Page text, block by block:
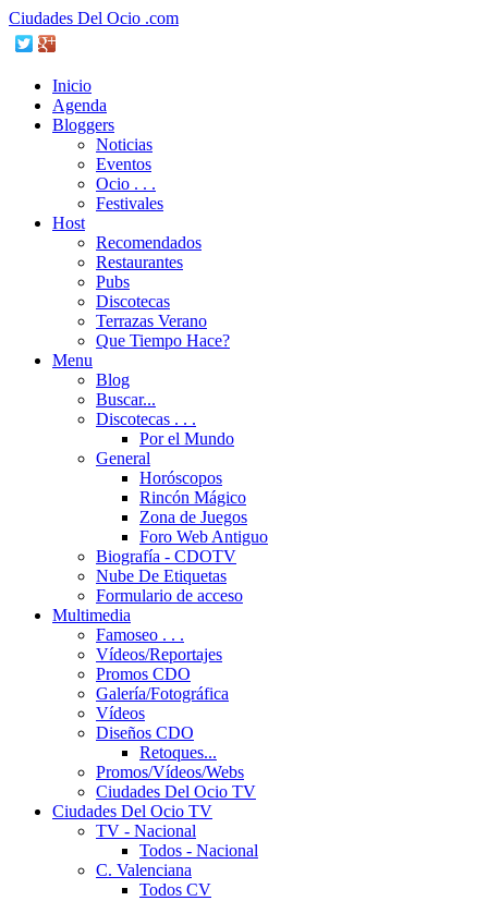
Ciudades Del Ocio .com
Inicio
Agenda
Bloggers
Noticias
Eventos
Ocio . . .
Festivales
Host
Recomendados
Restaurantes
Pubs
Discotecas
Terrazas Verano
Que Tiempo Hace?
Menu
Blog
Buscar...
Discotecas . . .
Por el Mundo
General
Horóscopos
Rincón Mágico
Zona de Juegos
Foro Web Antiguo
Biografía - CDOTV
Nube De Etiquetas
Formulario de acceso
Multimedia
Famoseo . . .
Vídeos/Reportajes
Promos CDO
Galería/Fotográfica
Vídeos
Diseños CDO
Retoques...
Promos/Vídeos/Webs
Ciudades Del Ocio TV
Ciudades Del Ocio TV
TV - Nacional
Todos - Nacional
C. Valenciana
Todos CV